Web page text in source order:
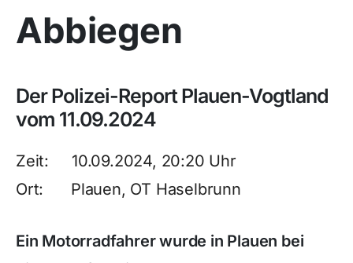
Abbiegen
Der Polizei-Report Plauen-Vogtland
vom 11.09.2024
Zeit: 10.09.2024, 20:20 Uhr
Ort: Plauen, OT Haselbrunn
Ein Motorradfahrer wurde in Plauen bei